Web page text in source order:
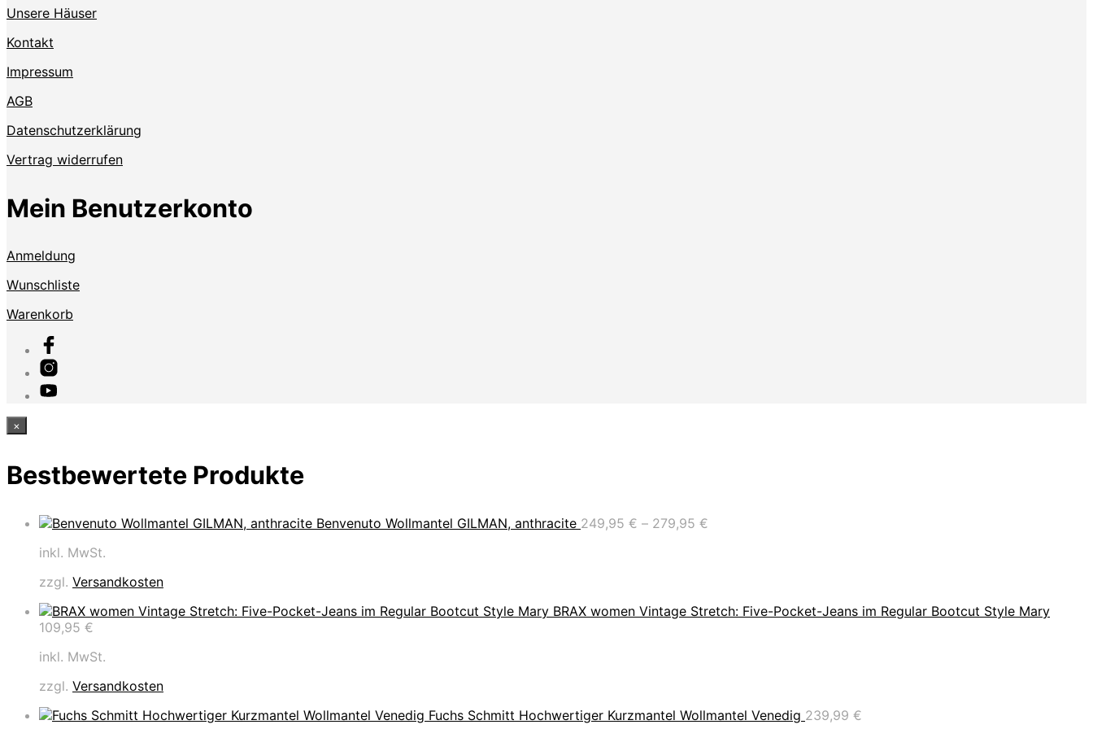
Unsere Häuser
Kontakt
Impressum
AGB
Datenschutzerklärung
Vertrag widerrufen
Mein Benutzerkonto
Anmeldung
Wunschliste
Warenkorb
×
Bestbewertete Produkte
Benvenuto Wollmantel GILMAN, anthracite 249,95 € – 279,95 €
inkl. MwSt.
zzgl. Versandkosten
BRAX women Vintage Stretch: Five-Pocket-Jeans im Regular Bootcut Style Mary
109,95 €
inkl. MwSt.
zzgl. Versandkosten
Fuchs Schmitt Hochwertiger Kurzmantel Wollmantel Venedig 239,99 €